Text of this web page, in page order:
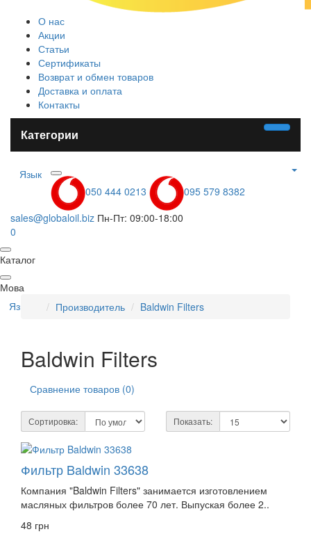
О нас
Акции
Статьи
Сертификаты
Возврат и обмен товаров
Доставка и оплата
Контакты
Категории
Язык
050 444 0213
095 579 8382
sales@globaloil.biz Пн-Пт: 09:00-18:00
0
Каталог
Мова
Язык
Производитель Baldwin Filters
Baldwin Filters
Сравнение товаров (0)
Сортировка: Показать:
Фильтр Baldwin 33638
Компания "Baldwin Filters" занимается изготовлением
масляных фильтров более 70 лет. Выпуская более 2..
48 грн